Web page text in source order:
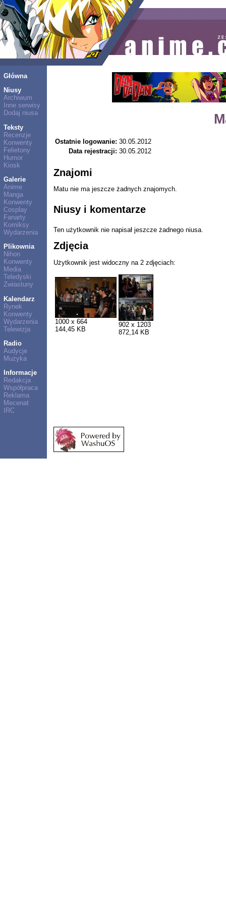
Główna
Niusy
Archiwum
Inne serwisy
Dodaj niusa
Teksty
Recenzje
Konwenty
Felietony
Humor
Kiosk
Galerie
Anime
Manga
Konwenty
Cosplay
Fanarty
Komiksy
Wydarzenia
Plikownia
Nihon
Konwenty
Media
Teledyski
Zwiastuny
Kalendarz
Rynek
Konwenty
Wydarzenia
Telewizja
Radio
Audycje
Muzyka
Informacje
Redakcja
Współpraca
Reklama
Mecenat
IRC
Ostatnie logowanie: 30.05.2012
Data rejestracji: 30.05.2012
Znajomi
Matu nie ma jeszcze żadnych znajomych.
Niusy i komentarze
Ten użytkownik nie napisał jeszcze żadnego niusa.
Zdjęcia
Użytkownik jest widoczny na 2 zdjęciach:
1000 x 664
144,45 KB
902 x 1203
872,14 KB